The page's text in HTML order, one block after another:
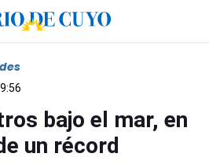
bajo el mar, en
un récord